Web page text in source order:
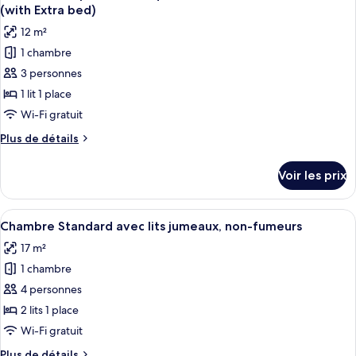
chambre
Chambre
Économique,
fumeurs
les
photos
pour
ce
type
de
chambre :
Chambre
Économique,
chambre,
non-
fumeurs
(with
Extra
bed)
(with Extra bed)
12 m²
1 chambre
3 personnes
1 lit 1 place
Wi-Fi gratuit
Plus de détails
Plus
le
type
de
Chambre
Simple
Économique,
chambre,
non-
fumeurs
(with
Voir les prix
Afficher
toutes
les
photos
pour
ce
type
Une chambre d’hôtel avec deux lits,
10
Chambre Standard avec lits jumeaux, non-fumeurs
17 m²
1 chambre
4 personnes
2 lits 1 place
Wi-Fi gratuit